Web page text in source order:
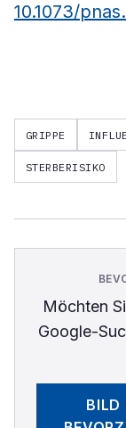
10.1073/
GRIPPE
STERBERISIKO
Möchten
Google-
BILD